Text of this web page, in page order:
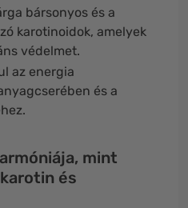
bársonyos és a
karotinoidok, amelyek
védelmet.
az energia
és a
mint
és